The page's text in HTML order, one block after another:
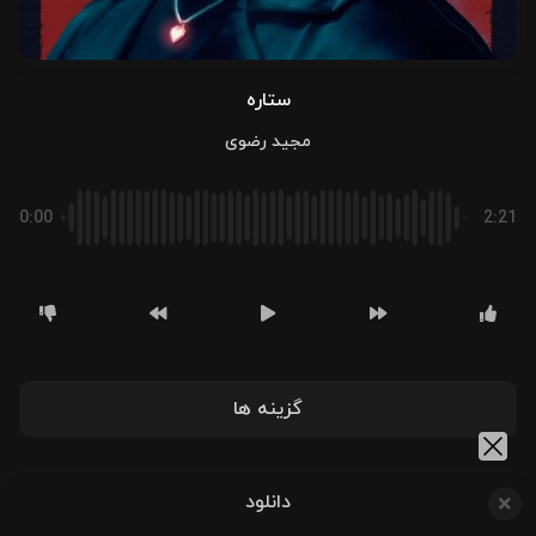
ستاره
مجید رضوی
0:00 2:21
گزینه ها
دانلود